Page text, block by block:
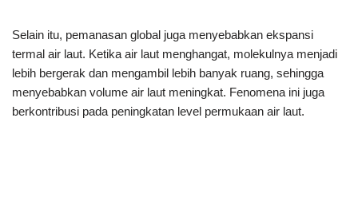
Selain itu, pemanasan global juga menyebabkan ekspansi
termal air laut. Ketika air laut menghangat, molekulnya menjadi
lebih bergerak dan mengambil lebih banyak ruang, sehingga
menyebabkan volume air laut meningkat. Fenomena ini juga
berkontribusi pada peningkatan level permukaan air laut.